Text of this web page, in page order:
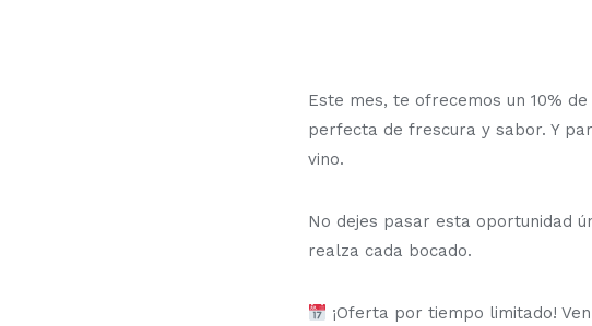
Este mes, te ofrecemos un 10%
perfecta de frescura y sabor. Y
vino.
No dejes pasar esta oportunidad
realza cada bocado.
¡Oferta por tiempo limitado!